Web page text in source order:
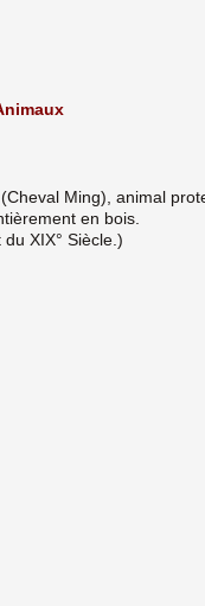
Ming), animal
en bois.
XIX° Siècle.)